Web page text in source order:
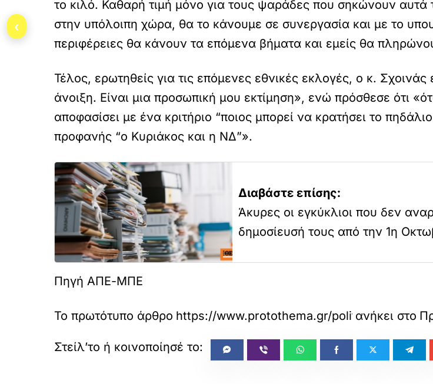
το κιλό. Καθαρή τιμή μόνο για τους ψαράδες που σηκώνουν αυτά
στην υπόλοιπη χώρα, θα το κάνουμε σε συνεργασία και με το
περιφέρειες θα κάνουν τα επόμενα βήματα και εμείς θα
Τέλος, ερωτηθείς για τις επόμενες εθνικές εκλογές, ο κ. Σχοινάς
άνοιξη. Είναι μια προσωπική μου εκτίμηση», ενώ πρόσθεσε ότι
αποφασίσει με ένα κριτήριο “ποιος μπορεί να κρατήσει το
προφανής “ο Κυριάκος και η ΝΔ”».
Διαβάστε επίσης:
Άκυρες οι εγκύκλιοι που δεν
δημοσίευσή τους από την 1η
Πηγή ΑΠΕ-ΜΠΕ
Το πρωτότυπο άρθρο https://www.protothema.gr/politics/article/
ανήκει στο
‹